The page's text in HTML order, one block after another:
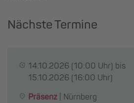
Nächste Termine
14.10.2026 (10:00 Uhr) bis
15.10.2026 (16:00 Uhr)
Präsenz
Nürnberg